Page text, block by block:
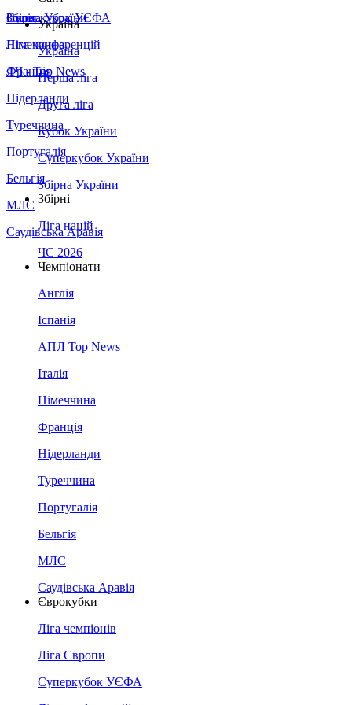
Збірна України
Італія
Німеччина
Франція
Нідерланди
Туреччина
Португалія
Бельгія
МЛС
Саудівська Аравія
Суперкубок УЄФА
Ліга конференцій
ЛЧ - Top News
Україна
Україна
Перша ліга
Друга ліга
Кубок України
Суперкубок України
Збірна України
Збірні
Ліга націй
ЧС 2026
Чемпіонати
Англія
Іспанія
АПЛ Top News
Італія
Німеччина
Франція
Нідерланди
Туреччина
Португалія
Бельгія
МЛС
Саудівська Аравія
Єврокубки
Ліга чемпіонів
Ліга Європи
Суперкубок УЄФА